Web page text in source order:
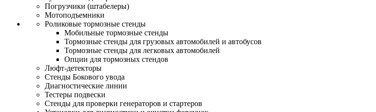
Погрузчики (штабелеры)
Мотоподъемники
Роликовые тормозные стенды
Мобильные тормозные стенды
Тормозные стенды для грузовых автомобилей и автобусов
Тормозные стенды для легковых автомобилей
Опции для тормозных стендов
Люфт-детекторы
Стенды Бокового увода
Диагностические линии
Тестеры подвески
Стенды для проверки генераторов и стартеров